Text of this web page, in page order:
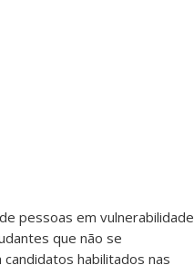
pessoas em vulnerabilidade
que não se
habilitados nas